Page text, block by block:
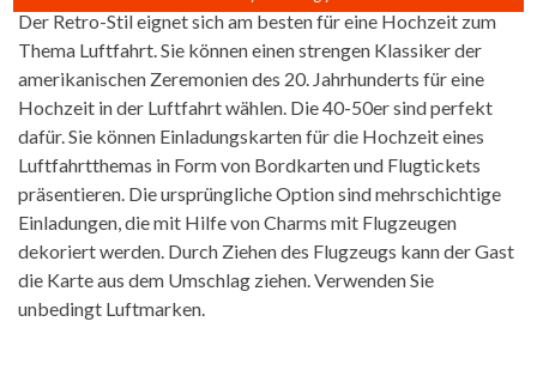
Der Retro-Stil eignet sich am besten für eine Hochzeit zum
Thema Luftfahrt. Sie können einen strengen Klassiker der
amerikanischen Zeremonien des 20. Jahrhunderts für eine
Hochzeit in der Luftfahrt wählen. Die 40-50er sind perfekt
dafür. Sie können Einladungskarten für die Hochzeit eines
Luftfahrtthemas in Form von Bordkarten und Flugtickets
präsentieren. Die ursprüngliche Option sind mehrschichtige
Einladungen, die mit Hilfe von Charms mit Flugzeugen
dekoriert werden. Durch Ziehen des Flugzeugs kann der Gast
die Karte aus dem Umschlag ziehen. Verwenden Sie
unbedingt Luftmarken.